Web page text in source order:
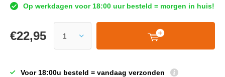
Op werkdagen voor 18:00 uur besteld = morgen in huis!
€22,95
Voor 18:00u besteld = vandaag verzonden